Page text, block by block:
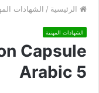
الرئيسية / الشهادات
الشهادات المهنية
Capsule
Arabic 5